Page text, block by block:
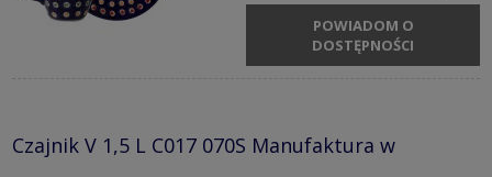
POWIADOM O
DOSTĘPNOŚCI
Czajnik V 1,5 L C017 070S Manufaktura w